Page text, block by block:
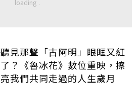
聽見那聲「古阿明」眼眶又紅
了？《魯冰花》數位重映，擦
亮我們共同走過的人生歲月